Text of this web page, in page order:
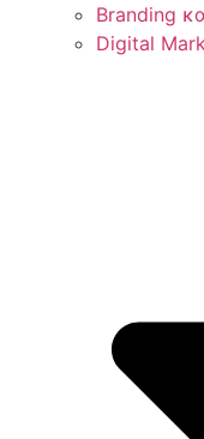
Branding
Digital